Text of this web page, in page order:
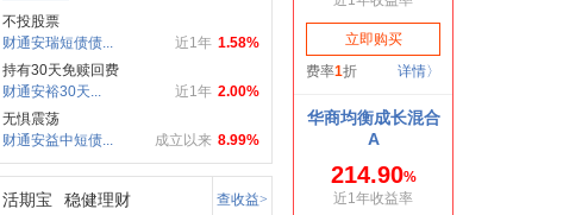
不投股票
1.58%
近1年
财通安瑞短债债...
持有30天免赎回费
2.00%
近1年
财通安裕30天...
无惧震荡
8.99%
成立以来
财通安益中短债...
活期宝 稳健理财 查收益>